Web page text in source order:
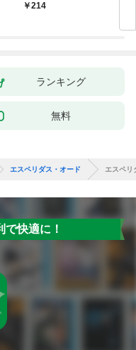
214
ランキング
無料
エスペリダス・オード エスペリ
快適に！